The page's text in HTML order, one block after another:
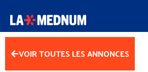
VOIR TOUTES LES ANNONCES